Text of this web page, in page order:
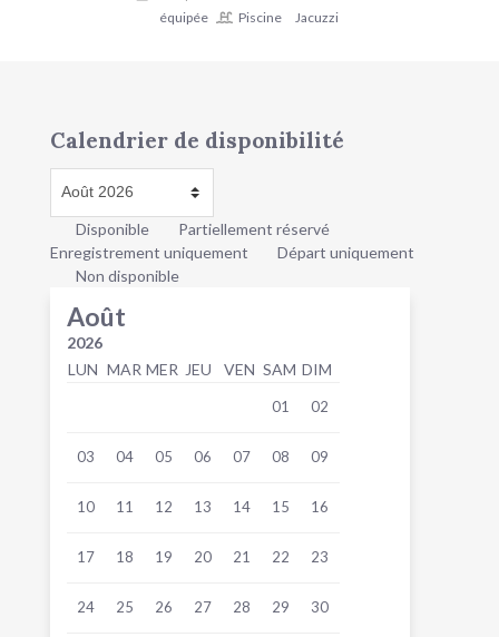
équipée
Piscine Jacuzzi
Calendrier de disponibilité
Disponible
Partiellement réservé
Enregistrement uniquement
Départ uniquement
Non disponible
Août
2026
LUN MAR MER JEU VEN SAM DIM
01 02
03 04 05 06 07 08 09
10 11 12 13 14 15 16
17 18 19 20 21 22 23
24 25 26 27 28 29 30